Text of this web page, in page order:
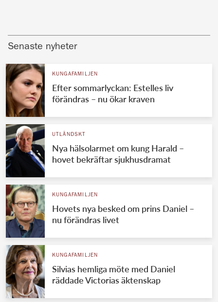
Senaste nyheter
KUNGAFAMILJEN
Efter sommarlyckan: Estelles liv
förändras – nu ökar kraven
UTLÄNDSKT
Nya hälsolarmet om kung Harald –
hovet bekräftar sjukhusdramat
KUNGAFAMILJEN
Hovets nya besked om prins Daniel –
nu förändras livet
KUNGAFAMILJEN
Silvias hemliga möte med Daniel
räddade Victorias äktenskap